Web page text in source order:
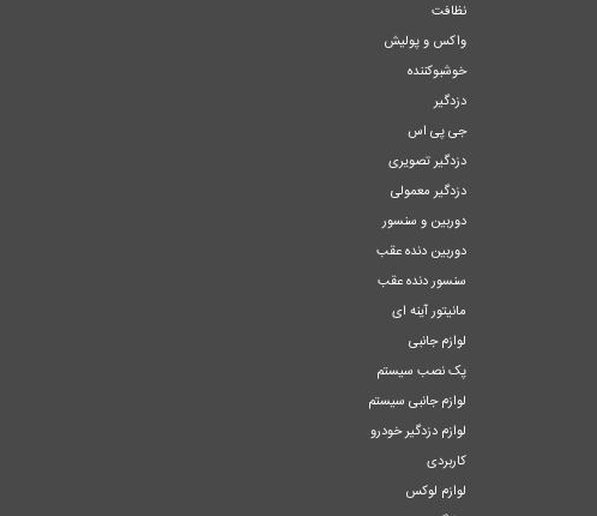
نظافت
واکس و پولیش
خوشبوکننده
دزدگیر
جی پی اس
دزدگیر تصویری
دزدگیر معمولی
دوربین و سنسور
دوربین دنده عقب
سنسور دنده عقب
مانیتور آینه ای
لوازم جانبی
پک نصب سیستم
لوازم جانبی سیستم
لوازم دزدگیر خودرو
کاربردی
لوازم لوکس